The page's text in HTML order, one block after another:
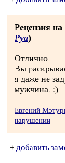
Рецензия на
Руа)
Отлично!
Вы
я даже не
мужчина. :)
Евгений
нарушении
+ добавить